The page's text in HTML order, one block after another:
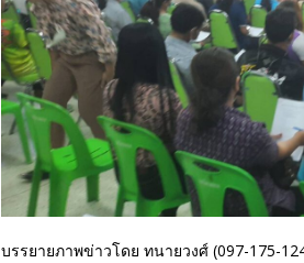
บรรยายภาพข่าวโดย ทนายวงศ์ (097-175-